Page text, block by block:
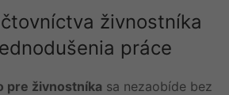
živnostníka
práce
pre živnostníka sa nezaobíde bez